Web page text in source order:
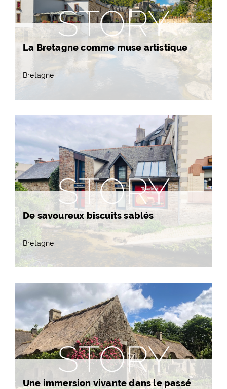
STORY
La Bretagne comme muse artistique
Bretagne
STORY
De savoureux biscuits sablés
Bretagne
STORY
Une immersion vivante dans le passé